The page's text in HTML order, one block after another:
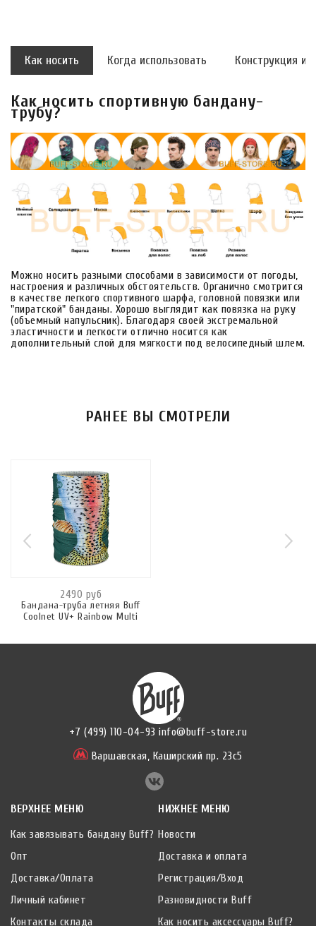
Как носить Когда использовать Конструкция и
Как носить спортивную бандану-
трубу?
Можно носить разными способами в зависимости от погоды,
настроения и различных обстоятельств. Органично смотрится
в качестве легкого спортивного шарфа, головной повязки или
"пиратской" банданы. Хорошо выглядит как повязка на руку
(объемный напульсник). Благодаря своей экстремальной
эластичности и легкости отлично носится как
дополнительный слой для мягкости под велосипедный шлем.
РАНЕЕ ВЫ СМОТРЕЛИ
2490 руб
Бандана-труба летняя Buff
Coolnet UV+ Rainbow Multi
+7 (499) 110-04-93 info@buff-store.ru
Варшавская, Каширский пр. 23с5
ВЕРХНЕЕ МЕНЮ
Как завязывать бандану Buff?
Опт
Доставка/Оплата
Личный кабинет
Контакты склада
НИЖНЕЕ МЕНЮ
Новости
Доставка и оплата
Регистрация/Вход
Разновидности Buff
Как носить аксессуары Buff?